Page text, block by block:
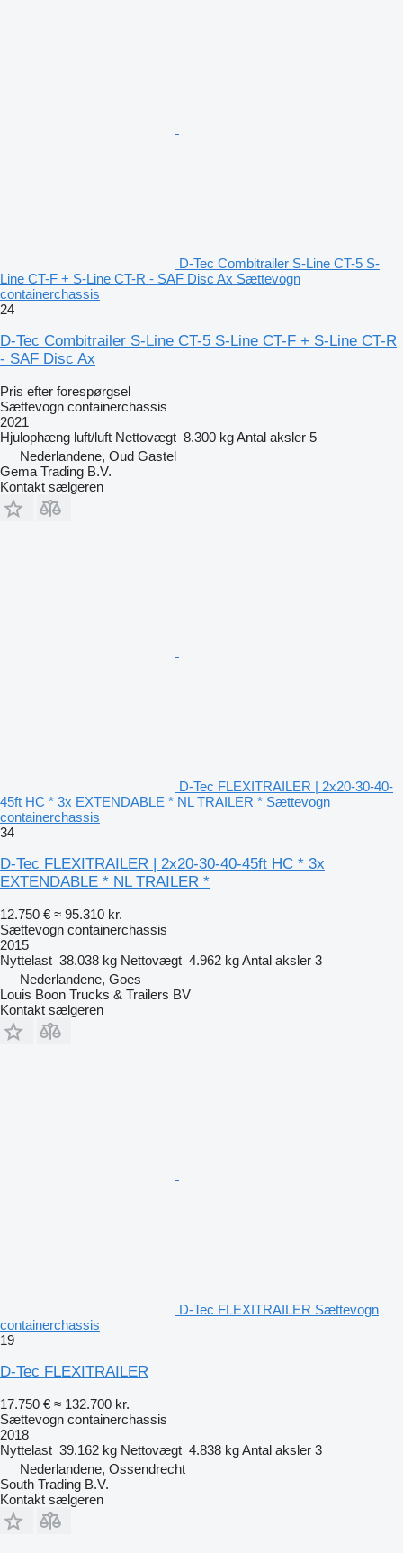
D-Tec Combitrailer S-Line CT-5 S-
Line CT-F + S-Line CT-R - SAF Disc Ax Sættevogn
containerchassis
24
D-Tec Combitrailer S-Line CT-5 S-Line CT-F + S-Line CT-R
- SAF Disc Ax
Pris efter forespørgsel
Sættevogn containerchassis
2021
Hjulophæng luft/luft Nettovægt 8.300 kgAntal aksler 5
Nederlandene, Oud Gastel
Gema Trading B.V.
Kontakt sælgeren
D-Tec FLEXITRAILER | 2x20-30-40-
45ft HC * 3x EXTENDABLE * NL TRAILER * Sættevogn
containerchassis
34
D-Tec FLEXITRAILER | 2x20-30-40-45ft HC * 3x
EXTENDABLE * NL TRAILER *
12.750 € ≈ 95.310 kr.
Sættevogn containerchassis
2015
Nyttelast 38.038 kg Nettovægt 4.962 kgAntal aksler 3
Nederlandene, Goes
Louis Boon Trucks & Trailers BV
Kontakt sælgeren
D-Tec FLEXITRAILER Sættevogn
containerchassis
19
D-Tec FLEXITRAILER
17.750 € ≈ 132.700 kr.
Sættevogn containerchassis
2018
Nyttelast 39.162 kg Nettovægt 4.838 kgAntal aksler 3
Nederlandene, Ossendrecht
South Trading B.V.
Kontakt sælgeren